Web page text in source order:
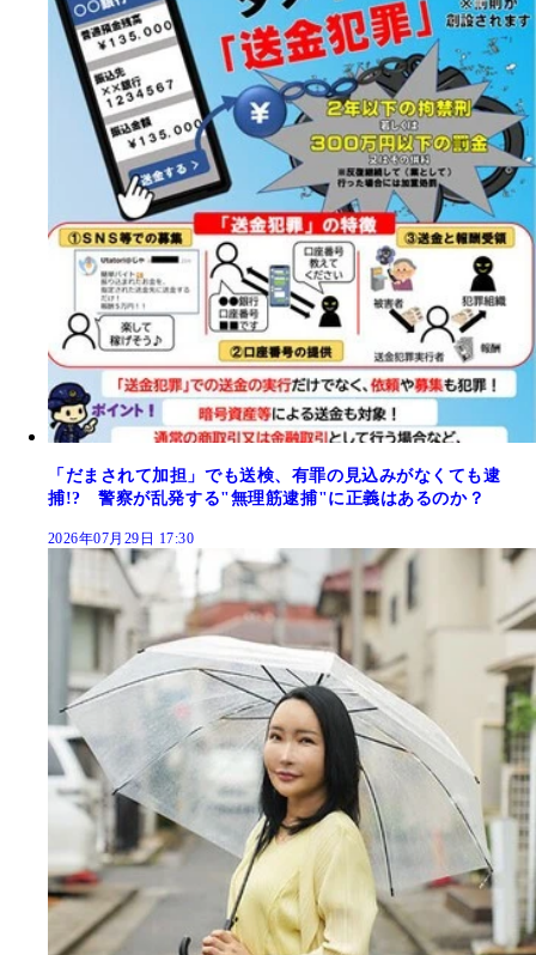
「だまされて加担」でも送検、有罪の見込みがなくても逮
捕!? 警察が乱発する"無理筋逮捕"に正義はあるのか？
2026年07月29日 17:30